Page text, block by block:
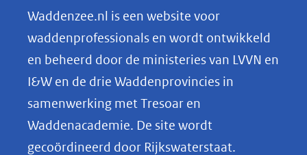
n
o
p
k
Waddenzee.nl is een website voor
waddenprofessionals en wordt ontwikkeld
en beheerd door de ministeries van LVVN en
I&W en de drie Waddenprovincies in
samenwerking met Tresoar en
Waddenacademie. De site wordt
gecoördineerd door Rijkswaterstaat.